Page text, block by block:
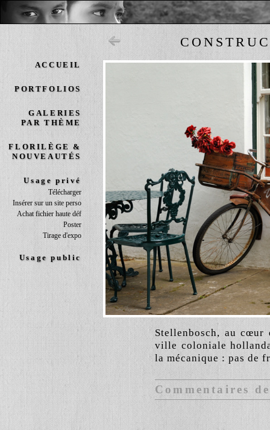
ACCUEIL
PORTFOLIOS
GALERIES
PAR THÈME
FLORILÈGE &
NOUVEAUTÉS
Usage privé
Télécharger
Insérer sur un site perso
Achat fichier haute déf
Poster
Tirage d'expo
Usage public
Stellenbosch, au
ville coloniale
la mécanique : pas de
Commentaires